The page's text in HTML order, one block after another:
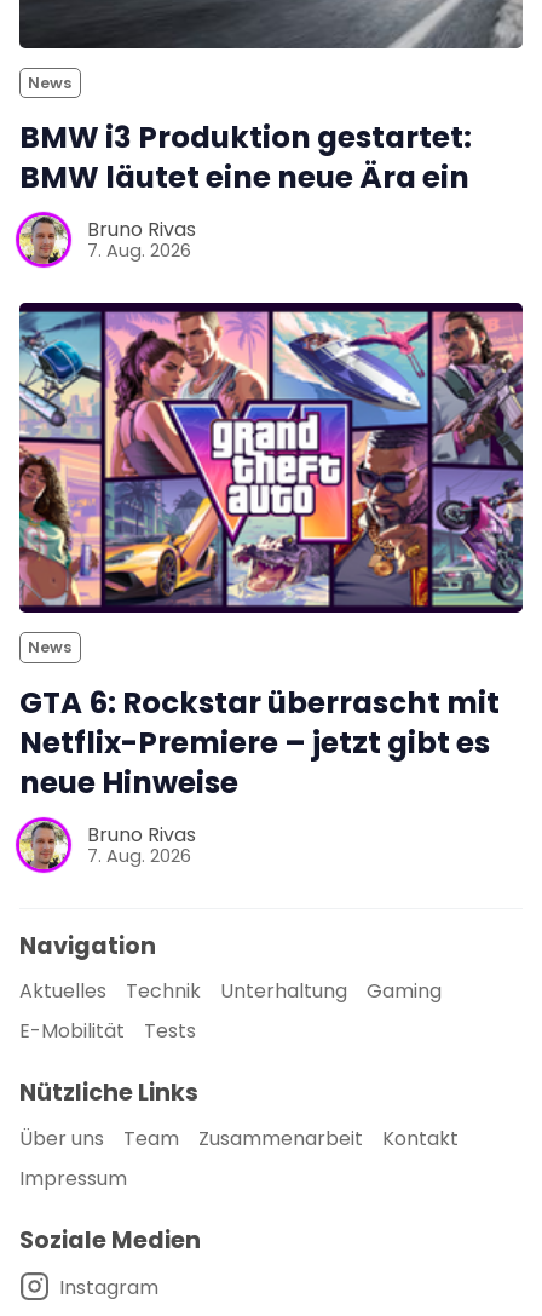
News
BMW i3 Produktion gestartet:
BMW läutet eine neue Ära ein
Bruno Rivas
7. Aug. 2026
News
GTA 6: Rockstar überrascht mit
Netflix-Premiere – jetzt gibt es
neue Hinweise
Bruno Rivas
7. Aug. 2026
Navigation
Aktuelles Technik Unterhaltung
Gaming
E-Mobilität
Tests
Nützliche Links
Über uns Team Zusammenarbeit
Kontakt
Impressum
Soziale Medien
Instagram